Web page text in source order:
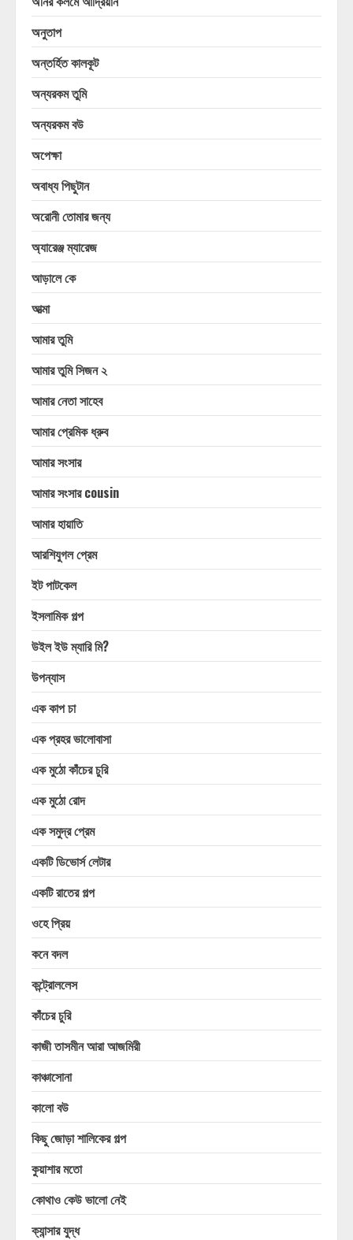
অনুতাপ
অন্তর্হিত কালকূট
অন্যরকম তুমি
অন্যরকম বউ
অপেক্ষা
অবাধ্য পিছুটান
অরোনী তোমার জন্য
অ্যারেঞ্জ ম্যারেজ
আড়ালে কে
আত্মা
আমার তুমি
আমার তুমি সিজন ২
আমার নেতা সাহেব
আমার প্রেমিক ধ্রুব
আমার সংসার
আমার সংসার cousin
আমার হায়াতি
আরশিযুগল প্রেম
ইট পাটকেল
ইসলামিক গল্প
উইল ইউ ম্যারি মি?
উপন্যাস
এক কাপ চা
এক প্রহর ভালোবাসা
এক মুঠো কাঁচের চুরি
এক মুঠো রোদ
এক সমুদ্র প্রেম
একটি ডিভোর্স লেটার
একটি রাতের গল্প
ওহে প্রিয়
কনে বদল
কন্ট্রোললেস
কাঁচের চুরি
কাজী তাসমীন আরা আজমিরী
কাঞ্চাসোনা
কালো বউ
কিছু জোড়া শালিকের গল্প
কুয়াশার মতো
কোথাও কেউ ভালো নেই
ক্যান্সার যুদ্ধ